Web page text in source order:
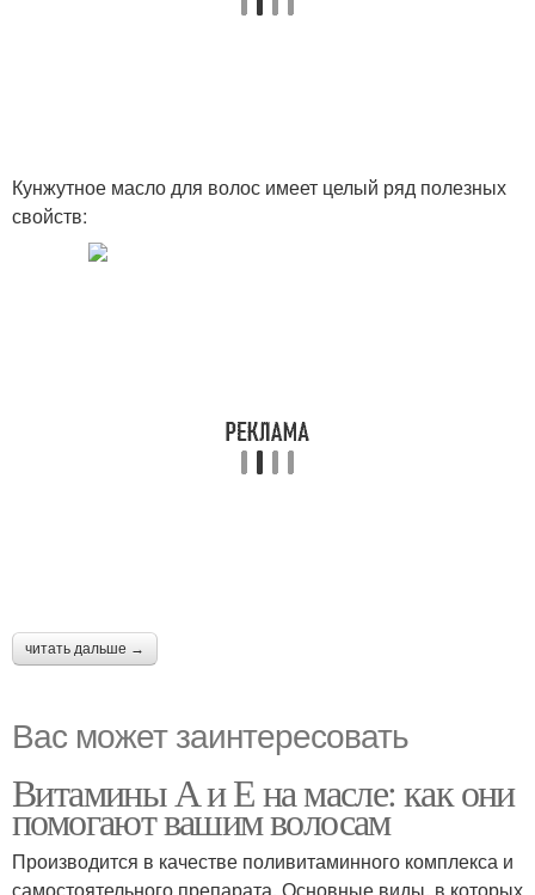
Кунжутное масло для волос имеет целый ряд полезных
свойств:
читать дальше →
Вас может заинтересовать
Витамины А и Е на масле: как они
помогают вашим волосам
Производится в качестве поливитаминного комплекса и